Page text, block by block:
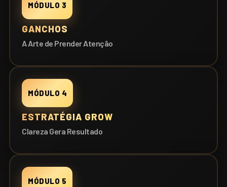
MÓDULO 3
GANCHOS
A Arte de Prender Atenção
MÓDULO 4
ESTRATÉGIA GROW
Clareza Gera Resultado
MÓDULO 5